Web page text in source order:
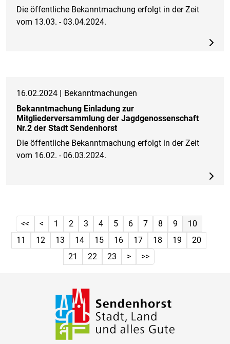
Die öffentliche Bekanntmachung erfolgt in der Zeit
vom 13.03. - 03.04.2024.
16.02.2024 | Bekanntmachungen
Bekanntmachung Einladung zur
Mitgliederversammlung der Jagdgenossenschaft
Nr.2 der Stadt Sendenhorst
Die öffentliche Bekanntmachung erfolgt in der Zeit
vom 16.02. - 06.03.2024.
<< < 1 2 3 4 5 6 7 8 9
10
11
12 13 14 15 16 17 18 19
20
21
22 23 > >>